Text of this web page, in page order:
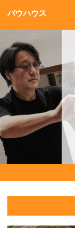
バウハウス